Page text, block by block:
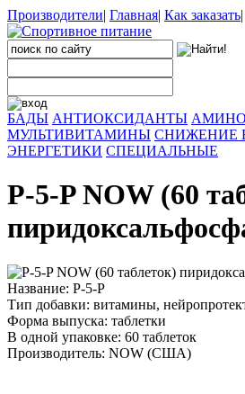
Производители| Главная| Как заказать|
БАДЫ АНТИОКСИДАНТЫ
МУЛЬТИВИТАМИНЫ СНИЖЕНИЕ
ЭНЕРГЕТИКИ СПЕЦИАЛЬНЫЕ
P-5-P NOW (60
Название: P-5-P
Тип добавки: витамины,
Форма выпуска: таблетки
В одной упаковке: 60 таблеток
Производитель: NOW (США)